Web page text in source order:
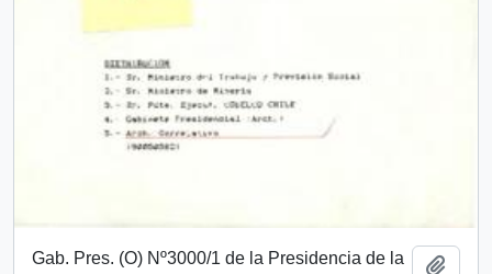
Gab. Pres. (O) Nº3000/1 de la Presidencia de la